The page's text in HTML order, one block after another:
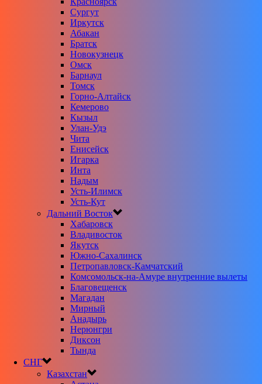
Сургут
Иркутск
Абакан
Братск
Новокузнецк
Омск
Барнаул
Томск
Горно-Алтайск
Кемерово
Кызыл
Улан-Удэ
Чита
Енисейск
Игарка
Инта
Надым
Усть-Илимск
Усть-Кут
Дальний Восток
Хабаровск
Владивосток
Якутск
Южно-Сахалинск
Петропавловск-Камчатский
Комсомольск-на-Амуре внутренние вылеты
Благовещенск
Магадан
Мирный
Анадырь
Нерюнгри
Диксон
Тында
СНГ
Казахстан